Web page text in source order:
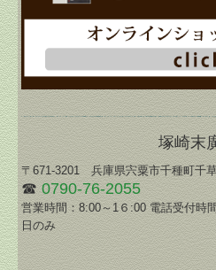
塚崎末
〒671-3201 兵庫県宍粟市千種町千
☎0790-76-2055
営業時間：8:00～1６:00 電話受付
日のみ